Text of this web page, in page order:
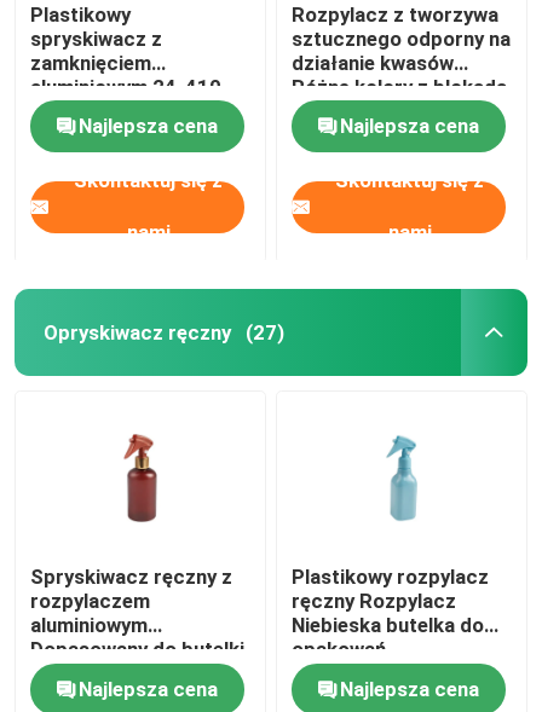
Plastikowy
spryskiwacz z
zamknięciem
aluminiowym 24-410
do pakowania
kosmetyków
Najlepsza cena
Skontaktuj się z
nami
Rozpylacz z tworzywa
sztucznego odporny na
działanie kwasów
Różne kolory z blokadą
przycisków
Najlepsza cena
Skontaktuj się z
nami
Opryskiwacz ręczny (27)
Spryskiwacz ręczny z
rozpylaczem
aluminiowym
Dopasowany do butelki
PET do pielęgnacji
włosówNajlepsza cena
Plastikowy rozpylacz
ręczny Rozpylacz
Niebieska butelka do
opakowań
kosmetycznych
Najlepsza cena